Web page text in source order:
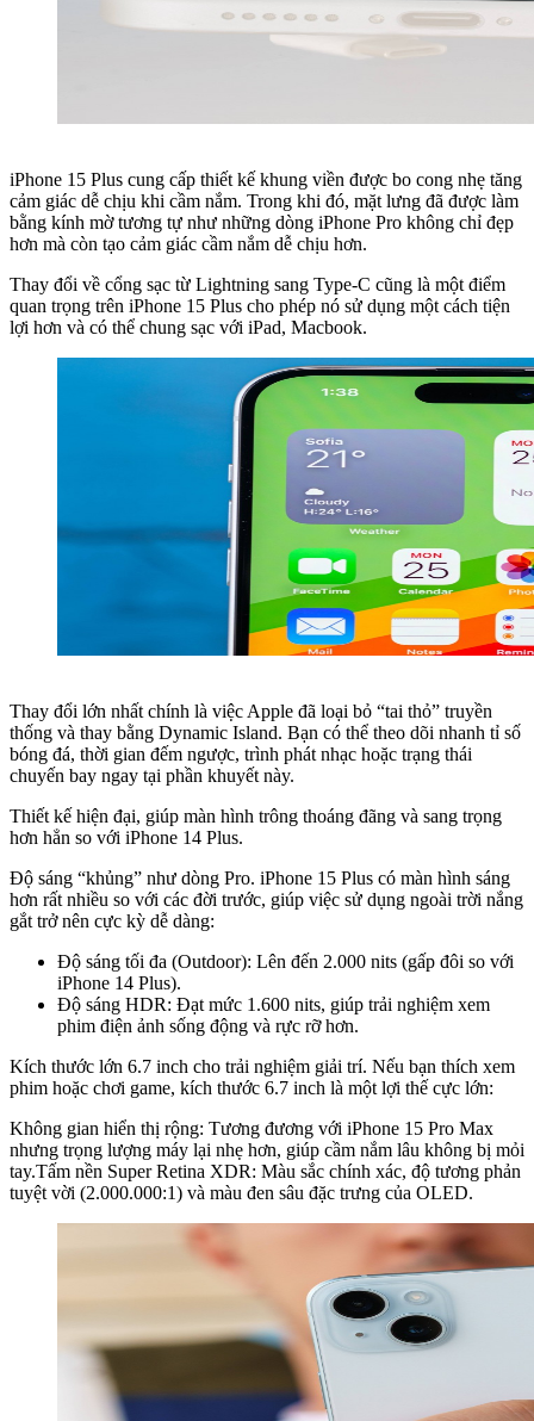
iPhone 15 Plus cung cấp thiết kế khung viền được bo cong nhẹ tăng
cảm giác dễ chịu khi cầm nắm. Trong khi đó, mặt lưng đã được làm
bằng kính mờ tương tự như những dòng iPhone Pro không chỉ đẹp
hơn mà còn tạo cảm giác cầm nắm dễ chịu hơn.
Thay đổi về cổng sạc từ Lightning sang Type-C cũng là một điểm
quan trọng trên iPhone 15 Plus cho phép nó sử dụng một cách tiện
lợi hơn và có thể chung sạc với iPad, Macbook.
Thay đổi lớn nhất chính là việc Apple đã loại bỏ “tai thỏ” truyền
thống và thay bằng Dynamic Island. Bạn có thể theo dõi nhanh tỉ số
bóng đá, thời gian đếm ngược, trình phát nhạc hoặc trạng thái
chuyến bay ngay tại phần khuyết này.
Thiết kế hiện đại, giúp màn hình trông thoáng đãng và sang trọng
hơn hẳn so với iPhone 14 Plus.
Độ sáng “khủng” như dòng Pro. iPhone 15 Plus có màn hình sáng
hơn rất nhiều so với các đời trước, giúp việc sử dụng ngoài trời nắng
gắt trở nên cực kỳ dễ dàng:
Độ sáng tối đa (Outdoor): Lên đến 2.000 nits (gấp đôi so với
iPhone 14 Plus).
Độ sáng HDR: Đạt mức 1.600 nits, giúp trải nghiệm xem
phim điện ảnh sống động và rực rỡ hơn.
Kích thước lớn 6.7 inch cho trải nghiệm giải trí. Nếu bạn thích xem
phim hoặc chơi game, kích thước 6.7 inch là một lợi thế cực lớn:
Không gian hiển thị rộng: Tương đương với iPhone 15 Pro Max
nhưng trọng lượng máy lại nhẹ hơn, giúp cầm nắm lâu không bị mỏi
tay.Tấm nền Super Retina XDR: Màu sắc chính xác, độ tương phản
tuyệt vời (2.000.000:1) và màu đen sâu đặc trưng của OLED.